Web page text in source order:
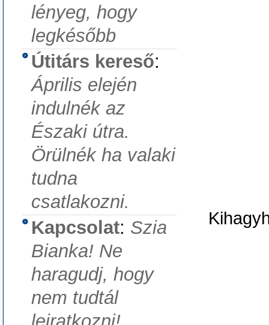
lényeg, hogy
legkésőbb
Útitárs kereső:
Április elején
indulnék az
Északi útra.
Örülnék ha valaki
tudna
csatlakozni.
Kapcsolat: Szia
Bianka! Ne
haragudj, hogy
nem tudtál